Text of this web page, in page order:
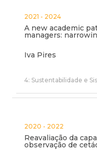
2021 - 2024
A new academic
managers:
Iva Pires
4: Sustentabilidade e
2020 - 2022
Reavaliação da
observação de